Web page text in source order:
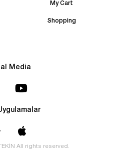
My Cart
Shopping
Media
All rights reserved.